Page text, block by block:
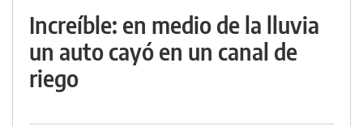
Increíble: en medio de la lluvia
un auto cayó en un canal de
riego